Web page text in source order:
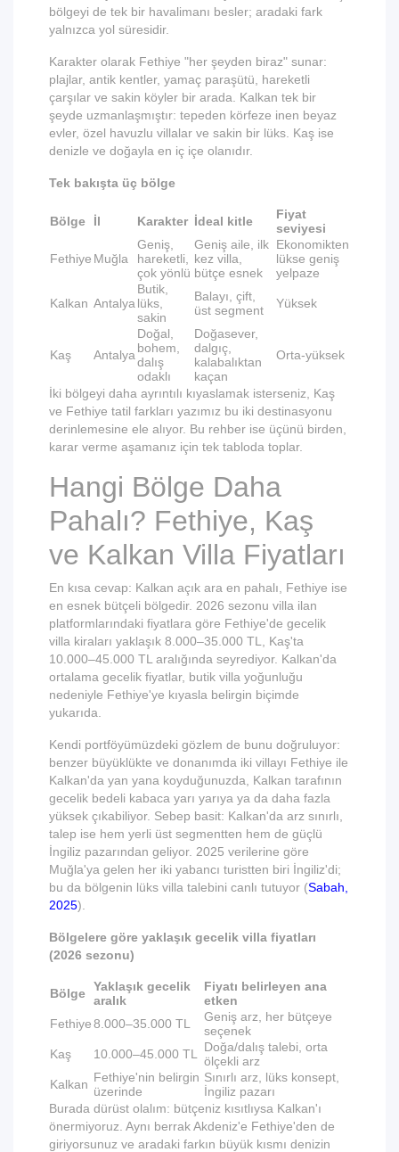
bölgeyi de tek bir havalimanı besler; aradaki fark
yalnızca yol süresidir.
Karakter olarak Fethiye "her şeyden biraz" sunar:
plajlar, antik kentler, yamaç paraşütü, hareketli
çarşılar ve sakin köyler bir arada. Kalkan tek bir
şeyde uzmanlaşmıştır: tepeden körfeze inen beyaz
evler, özel havuzlu villalar ve sakin bir lüks. Kaş ise
denizle ve doğayla en iç içe olanıdır.
Tek bakışta üç bölge
Bölge İl Karakter İdeal kitle
Fiyat
seviyesi
Fethiye Muğla
Geniş,
hareketli,
çok yönlü
Geniş aile, ilk
kez villa,
bütçe esnek
Ekonomikten
lükse geniş
yelpaze
Kalkan Antalya
Butik,
lüks,
sakin
Balayı, çift,
üst segment
Yüksek
Kaş Antalya
Doğal,
bohem,
dalış
odaklı
Doğasever,
dalgıç,
kalabalıktan
kaçan
Orta-yüksek
İki bölgeyi daha ayrıntılı kıyaslamak isterseniz, Kaş
ve Fethiye tatil farkları yazımız bu iki destinasyonu
derinlemesine ele alıyor. Bu rehber ise üçünü birden,
karar verme aşamanız için tek tabloda toplar.
Hangi Bölge Daha
Pahalı? Fethiye, Kaş
ve Kalkan Villa Fiyatları
En kısa cevap: Kalkan açık ara en pahalı, Fethiye ise
en esnek bütçeli bölgedir. 2026 sezonu villa ilan
platformlarındaki fiyatlara göre Fethiye'de gecelik
villa kiraları yaklaşık 8.000–35.000 TL, Kaş'ta
10.000–45.000 TL aralığında seyrediyor. Kalkan'da
ortalama gecelik fiyatlar, butik villa yoğunluğu
nedeniyle Fethiye'ye kıyasla belirgin biçimde
yukarıda.
Kendi portföyümüzdeki gözlem de bunu doğruluyor:
benzer büyüklükte ve donanımda iki villayı Fethiye ile
Kalkan'da yan yana koyduğunuzda, Kalkan tarafının
gecelik bedeli kabaca yarı yarıya ya da daha fazla
yüksek çıkabiliyor. Sebep basit: Kalkan'da arz sınırlı,
talep ise hem yerli üst segmentten hem de güçlü
İngiliz pazarından geliyor. 2025 verilerine göre
Muğla'ya gelen her iki yabancı turistten biri İngiliz'di;
bu da bölgenin lüks villa talebini canlı tutuyor (Sabah,
2025).
Bölgelere göre yaklaşık gecelik villa fiyatları
(2026 sezonu)
Bölge Yaklaşık gecelik
aralık
Fiyatı belirleyen ana
etken
Fethiye8.000–35.000 TL
Geniş arz, her bütçeye
seçenek
Kaş
10.000–45.000 TL
Doğa/dalış talebi, orta
ölçekli arz
Kalkan Fethiye'nin belirgin
üzerinde
Sınırlı arz, lüks konsept,
İngiliz pazarı
Burada dürüst olalım: bütçeniz kısıtlıysa Kalkan'ı
önermiyoruz. Aynı berrak Akdeniz'e Fethiye'den de
giriyorsunuz ve aradaki farkın büyük kısmı denizin